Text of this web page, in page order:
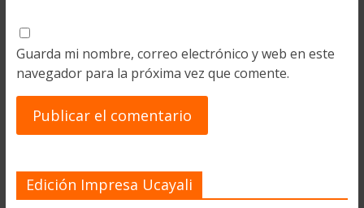
Guarda mi nombre, correo electrónico y web en este
navegador para la próxima vez que comente.
Edición Impresa Ucayali